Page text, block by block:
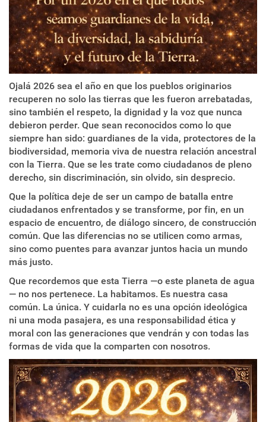
Ojalá 2026 sea el año en que los pueblos originarios
recuperen no solo las tierras que les fueron arrebatadas,
sino también el respeto, la dignidad y la voz que nunca
debieron perder. Que sean reconocidos como lo que
siempre han sido: guardianes de la vida, protectores de la
biodiversidad, memoria viva de nuestra relación ancestral
con la Tierra. Que se les trate como ciudadanos de pleno
derecho, sin discriminación, sin olvido, sin desprecio.
Que la política deje de ser un campo de batalla entre
ciudadanos enfrentados y se transforme, por fin, en un
espacio de encuentro, de diálogo sincero, de construcción
común. Que las diferencias no se utilicen como armas,
sino como puentes para avanzar juntos hacia un mundo
más justo.
Que recordemos que esta Tierra —o este planeta de agua
— no nos pertenece. La habitamos. Es nuestra casa
común. La única. Y cuidarla no es una opción ideológica
ni una moda pasajera, es una responsabilidad ética y
moral con las generaciones que vendrán y con todas las
formas de vida que la comparten con nosotros.